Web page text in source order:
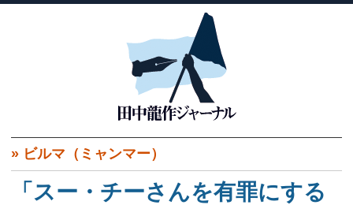
» ビルマ（ミャンマー）
「スー・チーさんを有罪にする